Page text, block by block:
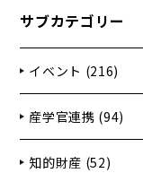
サブカテゴリー
イベント (216)
産学官連携 (94)
知的財産 (52)